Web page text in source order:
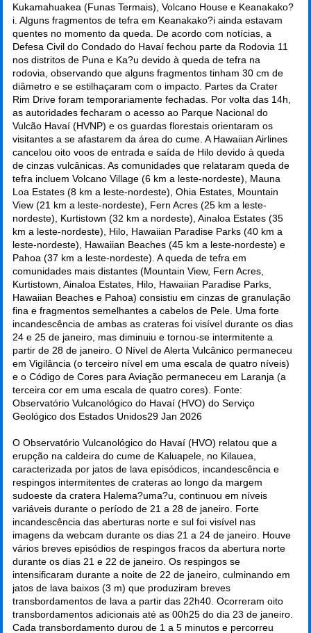
Kukamahuakea (Funas Termais), Volcano House e Keanakako?
i. Alguns fragmentos de tefra em Keanakako?i ainda estavam
quentes no momento da queda. De acordo com notícias, a
Defesa Civil do Condado do Havaí fechou parte da Rodovia 11
nos distritos de Puna e Ka?u devido à queda de tefra na
rodovia, observando que alguns fragmentos tinham 30 cm de
diâmetro e se estilhaçaram com o impacto. Partes da Crater
Rim Drive foram temporariamente fechadas. Por volta das 14h,
as autoridades fecharam o acesso ao Parque Nacional do
Vulcão Havaí (HVNP) e os guardas florestais orientaram os
visitantes a se afastarem da área do cume. A Hawaiian Airlines
cancelou oito voos de entrada e saída de Hilo devido à queda
de cinzas vulcânicas. As comunidades que relataram queda de
tefra incluem Volcano Village (6 km a leste-nordeste), Mauna
Loa Estates (8 km a leste-nordeste), Ohia Estates, Mountain
View (21 km a leste-nordeste), Fern Acres (25 km a leste-
nordeste), Kurtistown (32 km a nordeste), Ainaloa Estates (35
km a leste-nordeste), Hilo, Hawaiian Paradise Parks (40 km a
leste-nordeste), Hawaiian Beaches (45 km a leste-nordeste) e
Pahoa (37 km a leste-nordeste). A queda de tefra em
comunidades mais distantes (Mountain View, Fern Acres,
Kurtistown, Ainaloa Estates, Hilo, Hawaiian Paradise Parks,
Hawaiian Beaches e Pahoa) consistiu em cinzas de granulação
fina e fragmentos semelhantes a cabelos de Pele. Uma forte
incandescência de ambas as crateras foi visível durante os dias
24 e 25 de janeiro, mas diminuiu e tornou-se intermitente a
partir de 28 de janeiro. O Nível de Alerta Vulcânico permaneceu
em Vigilância (o terceiro nível em uma escala de quatro níveis)
e o Código de Cores para Aviação permaneceu em Laranja (a
terceira cor em uma escala de quatro cores). Fonte:
Observatório Vulcanológico do Havaí (HVO) do Serviço
Geológico dos Estados Unidos29 Jan 2026
O Observatório Vulcanológico do Havaí (HVO) relatou que a
erupção na caldeira do cume de Kaluapele, no Kilauea,
caracterizada por jatos de lava episódicos, incandescência e
respingos intermitentes de crateras ao longo da margem
sudoeste da cratera Halema?uma?u, continuou em níveis
variáveis durante o período de 21 a 28 de janeiro. Forte
incandescência das aberturas norte e sul foi visível nas
imagens da webcam durante os dias 21 a 24 de janeiro. Houve
vários breves episódios de respingos fracos da abertura norte
durante os dias 21 e 22 de janeiro. Os respingos se
intensificaram durante a noite de 22 de janeiro, culminando em
jatos de lava baixos (3 m) que produziram breves
transbordamentos de lava a partir das 22h40. Ocorreram oito
transbordamentos adicionais até as 00h25 do dia 23 de janeiro.
Cada transbordamento durou de 1 a 5 minutos e percorreu